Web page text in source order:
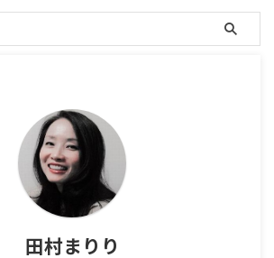
田村まりり